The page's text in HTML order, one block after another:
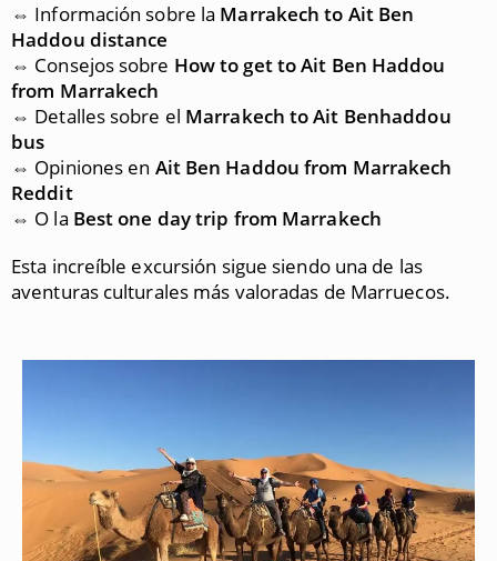
⇔ Información sobre la Marrakech to Ait Ben
Haddou distance
⇔ Consejos sobre How to get to Ait Ben Haddou
from Marrakech
⇔ Detalles sobre el Marrakech to Ait Benhaddou
bus
⇔ Opiniones en Ait Ben Haddou from Marrakech
Reddit
⇔ O la Best one day trip from Marrakech
Esta increíble excursión sigue siendo una de las
aventuras culturales más valoradas de Marruecos.